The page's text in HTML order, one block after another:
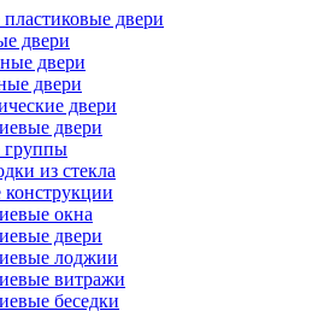
двери
двери
двери
двери
двери
двери
группы
из стекла
окна
двери
лоджии
витражи
беседки